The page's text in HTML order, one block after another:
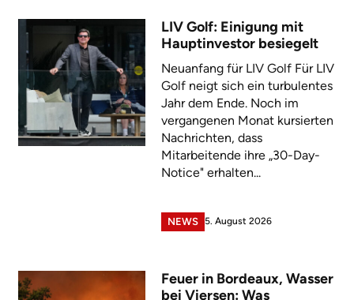
LIV Golf: Einigung mit
Hauptinvestor besiegelt
Neuanfang für LIV Golf Für LIV
Golf neigt sich ein turbulentes
Jahr dem Ende. Noch im
vergangenen Monat kursierten
Nachrichten, dass
Mitarbeitende ihre „30-Day-
Notice" erhalten...
NEWS 5. August 2026
Feuer in Bordeaux, Wasser
bei Viersen: Was